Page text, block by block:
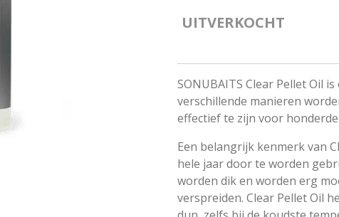
UITVERKOCHT
SONUBAITS Clear Pellet Oil
verschillende manieren
effectief te zijn voor
Een belangrijk kenmerk van
hele jaar door te worden
worden dik en worden erg
verspreiden. Clear Pellet Oil